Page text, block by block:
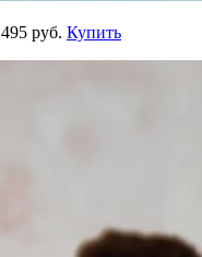
495 руб. Купить